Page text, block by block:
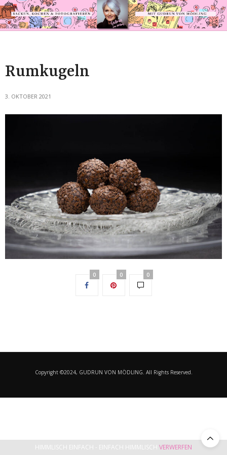
HIMMLISCH EINFACH - EINFACH HIMMLISCH VERWERFEN
Rumkugeln
3. OKTOBER 2021
0 0 0
Copyright ©2024, GUDRUN VON MÖDLING. All Rights Reserved.